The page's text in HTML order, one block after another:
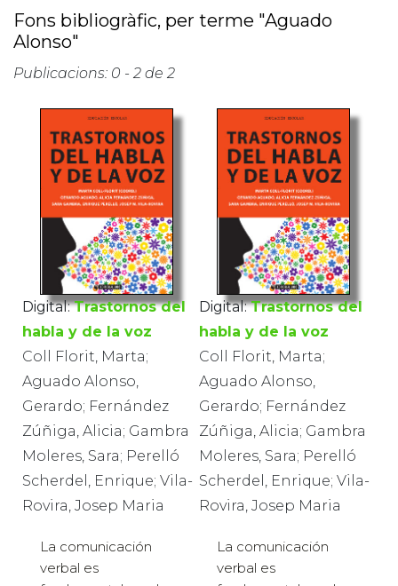
Fons bibliogràfic, per terme "Aguado
Alonso"
Publicacions: 0 - 2 de 2
Digital: Trastornos del
habla y de la voz
Coll Florit, Marta;
Aguado Alonso,
Gerardo; Fernández
Zúñiga, Alicia; Gambra
Moleres, Sara; Perelló
Scherdel, Enrique; Vila-
Rovira, Josep Maria
La comunicación
verbal es
Digital: Trastornos del
habla y de la voz
Coll Florit, Marta;
Aguado Alonso,
Gerardo; Fernández
Zúñiga, Alicia; Gambra
Moleres, Sara; Perelló
Scherdel, Enrique; Vila-
Rovira, Josep Maria
La comunicación
verbal es